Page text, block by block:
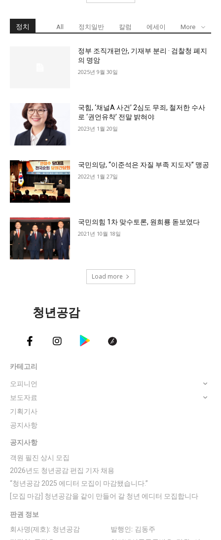
정치 All 정치일반 칼럼 에세이 More
정부 조직개편안, 기재부 분리 · 검찰청 폐지
의 명암
2025년 9월 30일
국힘, ‘채널A 사건’ 2심도 무죄, 철저한 수사
로 ‘권언유착’ 전말 밝혀야
2023년 1월 20일
국민의당, “이준석은 자질 부족 지도자” 맹공
2022년 1월 27일
국민의힘 1차 맞수토론, 원희룡 돋보였다
2021년 10월 18일
Load more
청년공감
카테고리
오피니언
보도자료
기획기사
공지사항
공지사항
객원 필진 상시 모집
2026년도 청년공감 편집 기자 채용
“청년공감 2025 에디터 모집이 마감됐습니다.”
[모집 마감] 청년공감을 같이 만들어 갈 청년 에디터 모집합니다
판권 정보
회사명(제호): 청년공감
발행인: 김동주